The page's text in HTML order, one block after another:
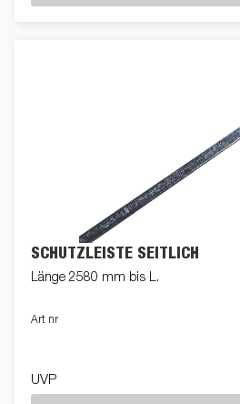
SCHUTZLEISTE SEITLICH
Länge 2580 mm bis L.
Art nr
UVP